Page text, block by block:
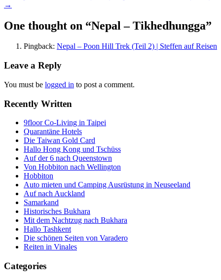
navigation
→
One thought on “Nepal – Tikhedhungga”
Pingback: Nepal – Poon Hill Trek (Teil 2) | Steffen auf Reisen
Leave a Reply
You must be logged in to post a comment.
Recently Written
9floor Co-Living in Taipei
Quarantäne Hotels
Die Taiwan Gold Card
Hallo Hong Kong und Tschüss
Auf der 6 nach Queenstown
Von Hobbiton nach Wellington
Hobbiton
Auto mieten und Camping Ausrüstung in Neuseeland
Auf nach Auckland
Samarkand
Historisches Bukhara
Mit dem Nachtzug nach Bukhara
Hallo Tashkent
Die schönen Seiten von Varadero
Reiten in Vinales
Categories